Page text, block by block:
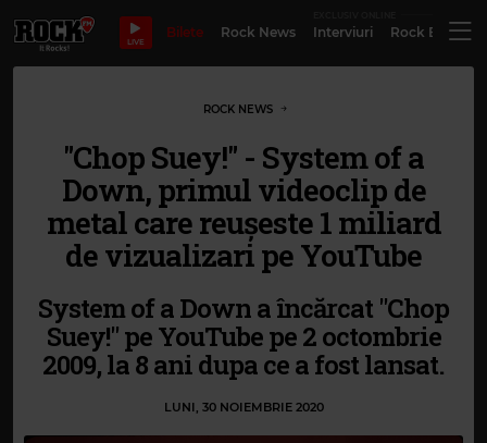
LIVE
Bilete Rock News Interviuri Rock
ROCK NEWS
"Chop Suey!" - System of a
Down, primul videoclip de
metal care reușeste 1 miliard
de vizualizari pe YouTube
System of a Down a încărcat "Chop
Suey!" pe YouTube pe 2 octombrie
2009, la 8 ani dupa ce a fost lansat.
LUNI, 30 NOIEMBRIE 2020